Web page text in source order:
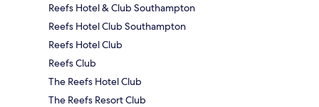
Reefs Hotel & Club Southampton
Reefs Hotel Club Southampton
Reefs Hotel Club
Reefs Club
The Reefs Hotel Club
The Reefs Resort Club